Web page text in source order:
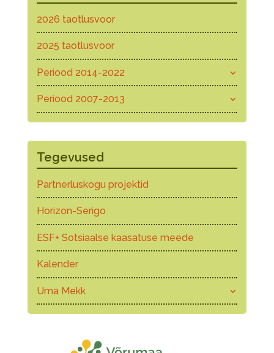
2026 taotlusvoor
2025 taotlusvoor
Periood 2014-2022
Periood 2007-2013
Tegevused
Partnerluskogu projektid
Horizon-Serigo
ESF+ Sotsiaalse kaasatuse meede
Kalender
Uma Mekk